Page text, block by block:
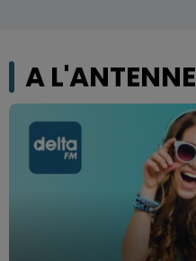
A L'ANTENNE